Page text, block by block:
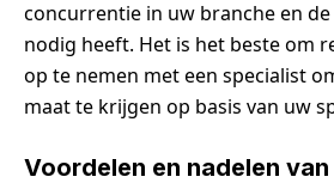
concurrentie in uw branche en
nodig heeft. Het is het beste om
op te nemen met een specialist
maat te krijgen op basis van uw
Voordelen en nadelen